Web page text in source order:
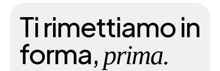
Ti rimettiamo in
forma, prima.